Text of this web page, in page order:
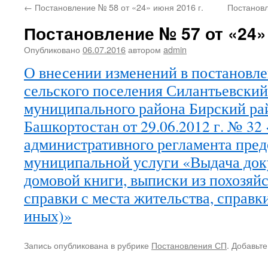
← Постановление № 58 от «24» июня 2016 г.
Постановление № 57 от
Опубликовано 06.07.2016автором admin
О внесении изменений в
сельского поселения
муниципального района Бирский
Башкортостан от 29.06.2012 г. №
административного регламента
муниципальной услуги «Выдача
домовой книги, выписки из
справки с места жительства,
иных)»
Запись опубликована в рубрике Постановления СП.